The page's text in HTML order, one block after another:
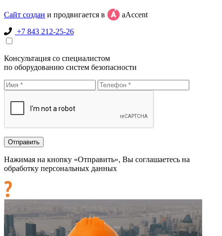
Сайт создан и продвигается в
aAccent
+7 843 212-25-26
Консультация со специалистом
по оборудованию систем безопасности
Нажимая на кнопку «Отправить», Вы соглашаетесь на
обработку персональных данных